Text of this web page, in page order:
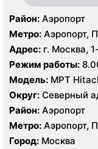
Район: Аэропорт
Метро: Аэропорт,
Адрес: г. Москва,
Режим работы:
Модель: МРТ
Округ: Северный
Район: Аэропорт
Метро: Аэропорт,
Город: Москва